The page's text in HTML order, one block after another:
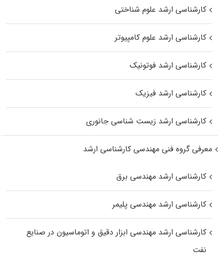
کارشناسی ارشد علوم شناختی
کارشناسی ارشد علوم کامپیوتر
کارشناسی ارشد فوتونیک
کارشناسی ارشد فیزیک
کارشناسی ارشد زیست‌ شناسی جانوری
معرفی گروه فنی مهندسی کارشناسی ارشد
کارشناسی ارشد مهندسی برق
کارشناسی ارشد مهندسی پلیمر
کارشناسی ارشد مهندسی ابزار دقیق و اتوماسیون در صنایع
نفت